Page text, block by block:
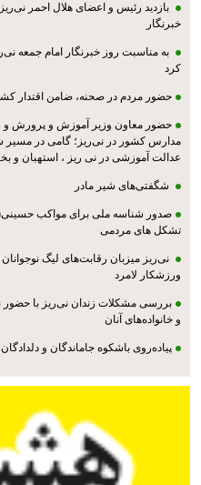
بازدید رئیس و اعضای هلال احمر
خبرنگار
به مناسبت روز خبرنگار امام جمعه
کرد
حضور مردم در صحنه، ضامن اقتدار
حضور معاون وزیر آموزش و پرورش و
مدارس کشور در نی‌ریز؛ گامی در
عدالت آموزشی در نی ریز ، استهبان و
شگفتی‌های شیر مادر
صدور شناسه ملی برای مواکب
تشکل های مردمی
نی‌ریز میزبان رقابت‌های لیگ
ورزشکار لامرد
بررسی مشکلات زندان نی‌ریز با حضور
و خانواده‌های آنان
پیاده‌روی باشکوه جاماندگان و